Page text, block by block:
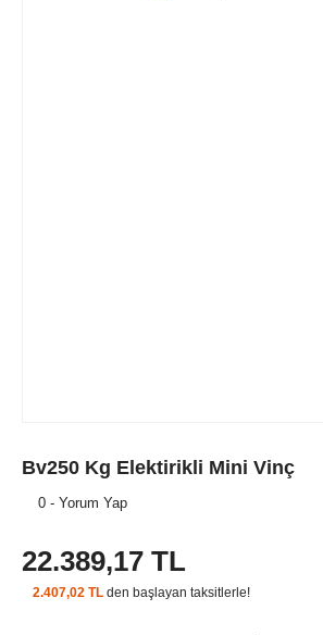
Bv250 Kg Elektirikli Mini Vinç
0 - Yorum Yap
22.389,17 TL
2.407,02 TL den başlayan taksitlerle!